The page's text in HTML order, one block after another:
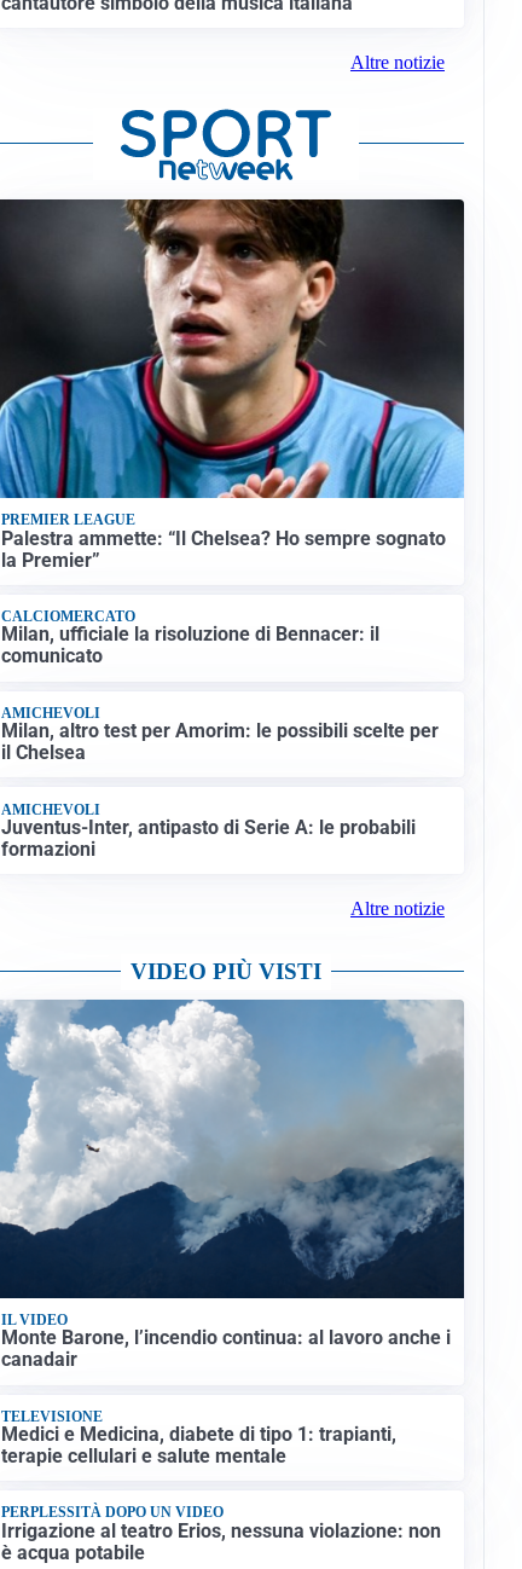
Altre notizie
PREMIER LEAGUE
Palestra ammette: “Il Chelsea? Ho sempre sognato
la Premier”
CALCIOMERCATO
Milan, ufficiale la risoluzione di Bennacer: il
comunicato
AMICHEVOLI
Milan, altro test per Amorim: le possibili scelte per
il Chelsea
AMICHEVOLI
Juventus-Inter, antipasto di Serie A: le probabili
formazioni
Altre notizie
VIDEO PIÙ VISTI
IL VIDEO
Monte Barone, l’incendio continua: al lavoro anche i
canadair
TELEVISIONE
Medici e Medicina, diabete di tipo 1: trapianti,
terapie cellulari e salute mentale
PERPLESSITÀ DOPO UN VIDEO
Irrigazione al teatro Erios, nessuna violazione: non
è acqua potabile